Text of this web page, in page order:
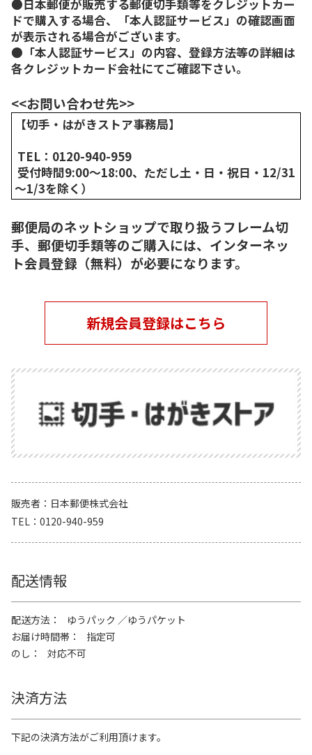
●日本郵便が販売する郵便切手類等をクレジットカー
ドで購入する場合、「本人認証サービス」の確認画面
が表示される場合がございます。
●「本人認証サービス」の内容、登録方法等の詳細は
各クレジットカード会社にてご確認下さい。
<<お問い合わせ先>>
【切手・はがきストア事務局】
TEL：0120-940-959
受付時間9:00～18:00、ただし土・日・祝日・12/31
～1/3を除く）
郵便局のネットショップで取り扱うフレーム切
手、郵便切手類等のご購入には、インターネッ
ト会員登録（無料）が必要になります。
新規会員登録はこちら
販売者
日本郵便株式会社
TEL
0120-940-959
配送情報
配送方法 ゆうパック
ゆうパケット
お届け時間帯
指定可
のし
対応不可
決済方法
下記の決済方法がご利用頂けます。